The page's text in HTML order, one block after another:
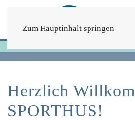
Zum Hauptinhalt springen
Herzlich
SPORTHUS!